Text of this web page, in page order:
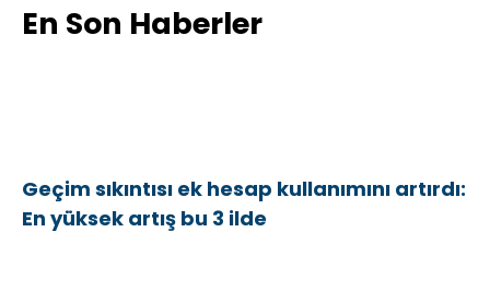
En Son Haberler
Geçim sıkıntısı ek hesap kullanımını artırdı:
En yüksek artış bu 3 ilde